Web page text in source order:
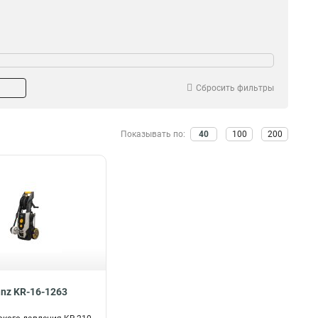
1 Алюминий 1
1 Сбросить фильтры
Показывать по: 40 100 200
KR-16-1263